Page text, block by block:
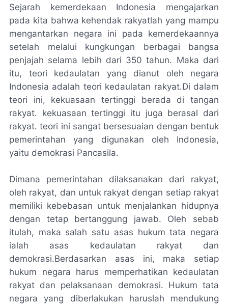
Sejarah kemerdekaan Indonesia mengajarkan
pada kita bahwa kehendak rakyatlah yang mampu
mengantarkan negara ini pada kemerdekaannya
setelah melalui kungkungan berbagai bangsa
penjajah selama lebih dari 350 tahun. Maka dari
itu, teori kedaulatan yang dianut oleh negara
Indonesia adalah teori kedaulatan rakyat.Di dalam
teori ini, kekuasaan tertinggi berada di tangan
rakyat. kekuasaan tertinggi itu juga berasal dari
rakyat. teori ini sangat bersesuaian dengan bentuk
pemerintahan yang digunakan oleh Indonesia,
yaitu demokrasi Pancasila.
Dimana pemerintahan dilaksanakan dari rakyat,
oleh rakyat, dan untuk rakyat dengan setiap rakyat
memiliki kebebasan untuk menjalankan hidupnya
dengan tetap bertanggung jawab. Oleh sebab
itulah, maka salah satu asas hukum tata negara
ialah asas kedaulatan rakyat dan
demokrasi.Berdasarkan asas ini, maka setiap
hukum negara harus memperhatikan kedaulatan
rakyat dan pelaksanaan demokrasi. Hukum tata
negara yang diberlakukan haruslah mendukung